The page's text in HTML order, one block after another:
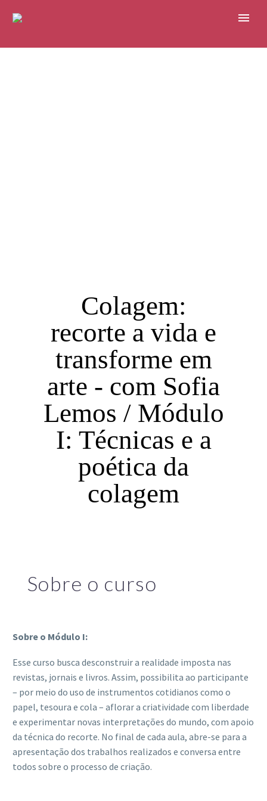
Colagem:
recorte a vida e
transforme em
arte - com Sofia
Lemos / Módulo
I: Técnicas e a
poética da
colagem
Sobre o curso
Sobre o Módulo I:
Esse curso busca desconstruir a realidade imposta nas
revistas, jornais e livros. Assim, possibilita ao participante
– por meio do uso de instrumentos cotidianos como o
papel, tesoura e cola – aflorar a criatividade com liberdade
e experimentar novas interpretações do mundo, com apoio
da técnica do recorte. No final de cada aula, abre-se para a
apresentação dos trabalhos realizados e conversa entre
todos sobre o processo de criação.